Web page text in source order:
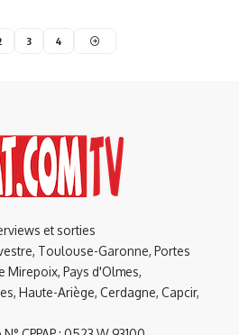
3 4
et sorties
Toulouse-Garonne, Portes
Mirepoix, Pays d'Olmes,
Haute-Ariège, Cerdagne, Capcir,